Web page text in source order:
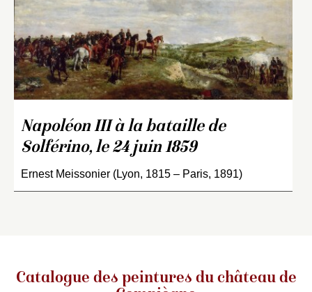
Napoléon III à la bataille de
Solférino, le 24 juin 1859
Ernest Meissonier (Lyon, 1815 – Paris, 1891)
Catalogue des peintures du château de